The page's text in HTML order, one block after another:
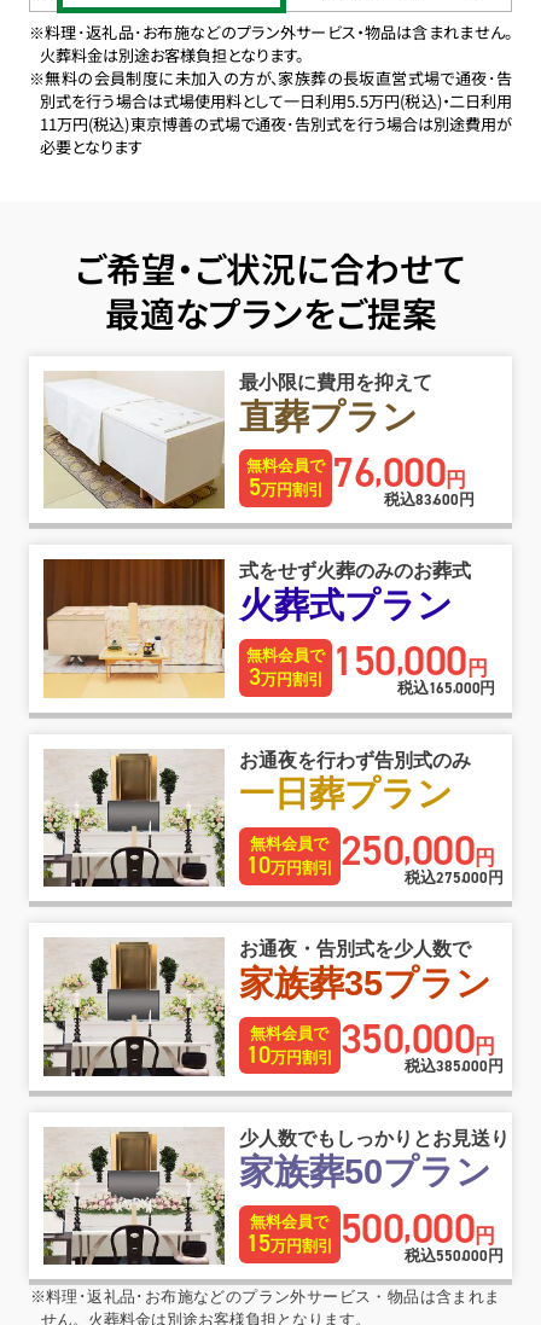
※料理･返礼品･お布施などのプラン外サービス・物品は含まれません。
火葬料金は別途お客様負担となります。
※無料の会員制度に未加入の方が、家族葬の長坂直営式場で通夜･告
別式を行う場合は式場使用料として一日利用5.5万円(税込)・二日利用
11万円(税込)東京博善の式場で通夜･告別式を行う場合は別途費用が
必要となります
ご希望・ご状況に合わせて
最適なプランをご提案
最小限に費用を抑えて
直葬プラン
無料会員で
5万円割引 76,000円
税込83,600円
式をせず火葬のみのお葬式
火葬式プラン
無料会員で
3万円割引 150,000 円
税込165,000円
お通夜を行わず告別式のみ
一日葬プラン
無料会員で
10万円割引 250,000円
税込275,000円
お通夜・告別式を少人数で
家族葬35プラン
無料会員で
10万円割引 350,000円
税込385,000 円
少人数でもしっかりとお見送り
家族葬50プラン
無料会員で
15万円割引 500,000円
税込550,000円
※料理･返礼品･お布施などのプラン外サービス・物品は含まれま
せん。火葬料金は別途お客様負担となります。